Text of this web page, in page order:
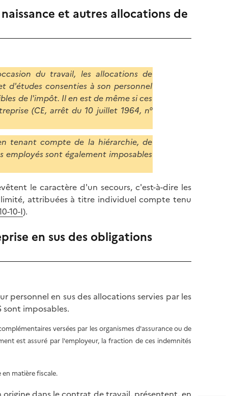
et autres allocations de
du travail, les allocations de
d'études consenties à son personnel
de l'impôt. Il en est de même si ces
(CE, arrêt du 10 juillet 1964, n°
tenant compte de la hiérarchie, de
sont également imposables
le caractère d'un secours, c'est-à-dire les
attribuées à titre individuel compte tenu
10-I).
en sus des obligations
personnel en sus des allocations servies par les
sont imposables.
versées par les organismes d'assurance ou de
est assuré par l'employeur, la fraction de ces indemnités
matière fiscale.